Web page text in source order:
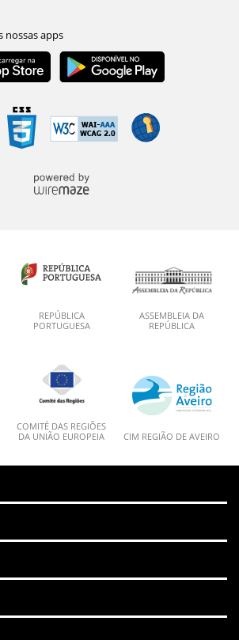
REPÚBLICA
PORTUGUESA
ASSEMBLEIA DA
REPÚBLICA
COMITÉ DAS REGIÕES
DA UNIÃO EUROPEIA
CIM REGIÃO DE AVEIRO